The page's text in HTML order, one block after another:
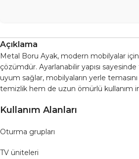
Açıklama
Metal Boru Ayak, modern mobilyalar için
çözümdür. Ayarlanabilir yapısı sayesinde
uyum sağlar, mobilyaların yerle
temizlik hem de uzun ömürlü kullanım
Kullanım Alanları
Oturma grupları
TV üniteleri